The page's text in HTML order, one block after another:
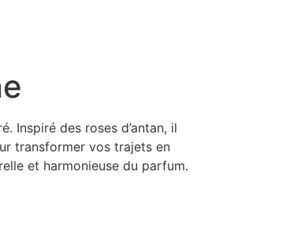
Inspiré des roses d’antan, il
transformer vos trajets en
et harmonieuse du parfum.